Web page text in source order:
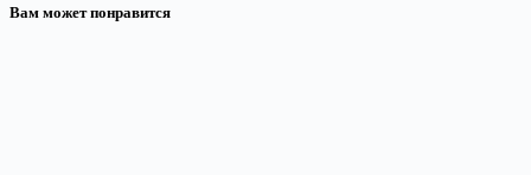
Вам может понравится